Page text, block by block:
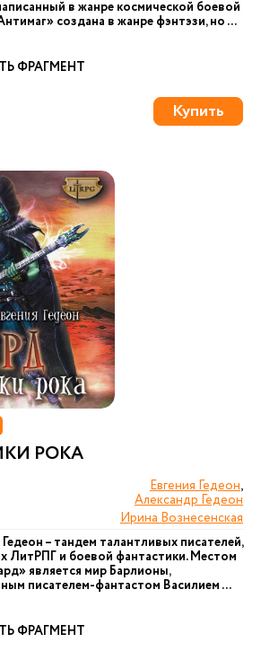
в жанре космической боевой
создана в жанре фэнтэзи, но ...
ФРАГМЕНТ
Купить
РОКА
Евгения Гедеон,
Александр Гедеон
Ирина Вознесенская
– тандем талантливых писателей,
ЛитРПГ и боевой фантастики. Местом
является мир Барлионы,
писателем-фантастом Василием ...
ФРАГМЕНТ